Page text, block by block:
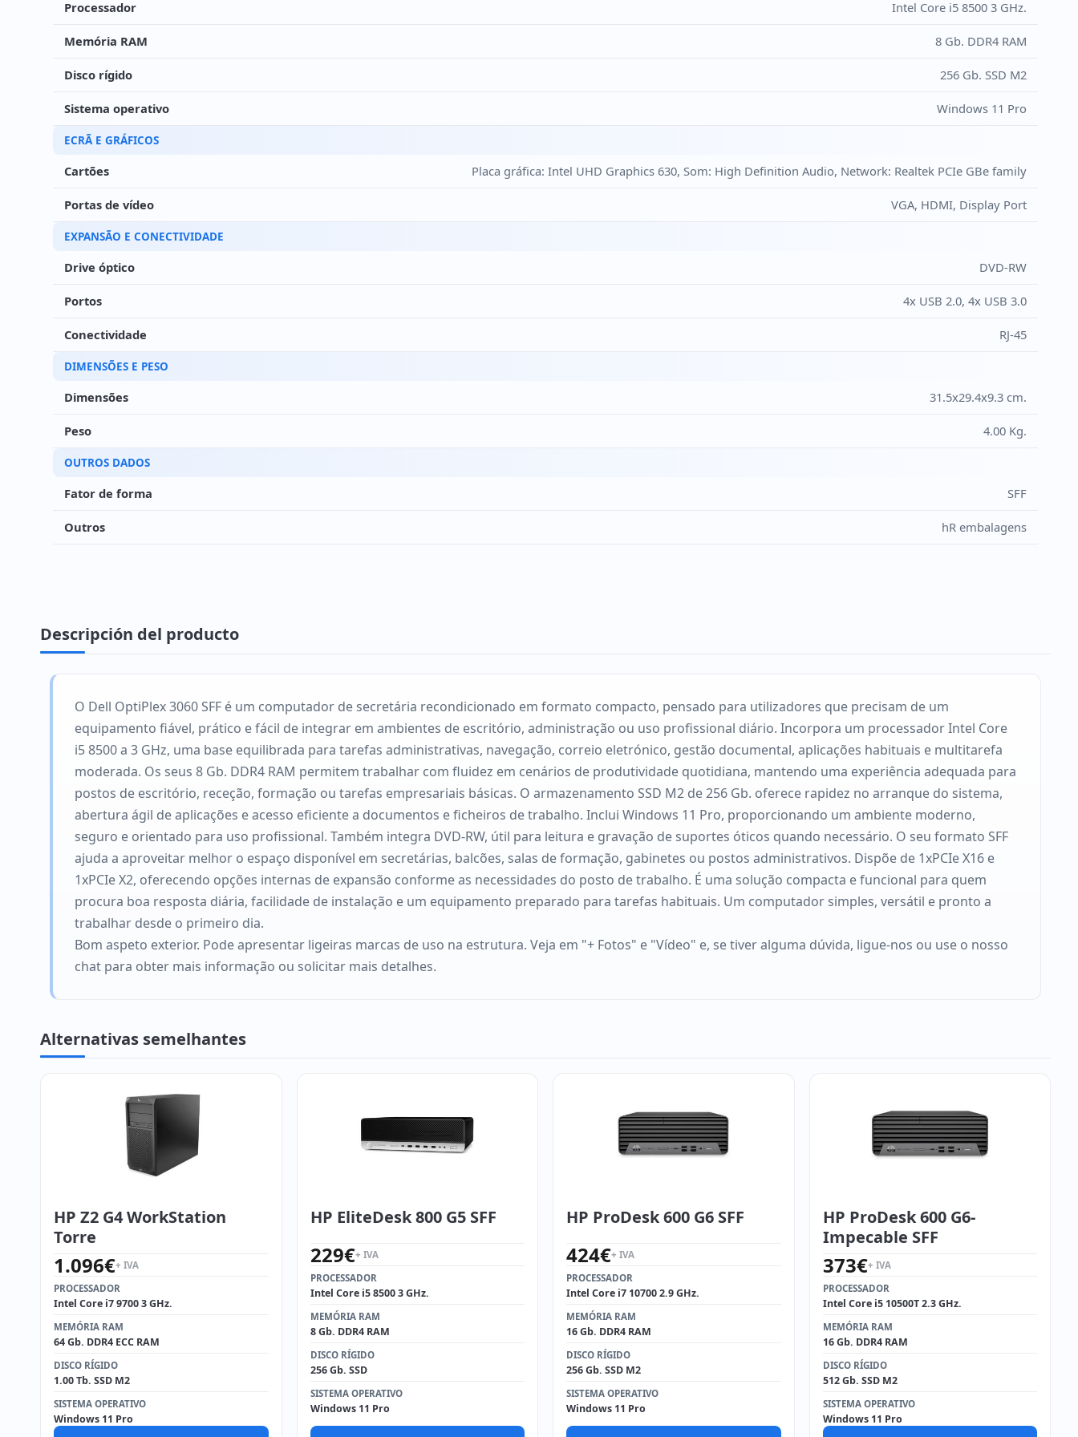
Processador Intel Core i5 8500 3 GHz.
Memória RAM 8 Gb. DDR4 RAM
Disco rígido 256 Gb. SSD M2
Sistema operativo Windows 11 Pro
ECRÃ E GRÁFICOS
Cartões Placa gráfica: Intel UHD Graphics 630, Som: High Definition Audio, Network: Realtek PCIe GBe family
Portas de vídeo VGA, HDMI, Display Port
EXPANSÃO E CONECTIVIDADE
Drive óptico DVD-RW
Portos 4x USB 2.0, 4x USB 3.0
Conectividade RJ-45
DIMENSÕES E PESO
Dimensões 31.5x29.4x9.3 cm.
Peso 4.00 Kg.
OUTROS DADOS
Fator de forma SFF
Outros hR embalagens
Descripción del producto
O Dell OptiPlex 3060 SFF é um computador de secretária recondicionado em formato compacto, pensado para utilizadores que precisam de um
equipamento fiável, prático e fácil de integrar em ambientes de escritório, administração ou uso profissional diário. Incorpora um processador Intel Core
i5 8500 a 3 GHz, uma base equilibrada para tarefas administrativas, navegação, correio eletrónico, gestão documental, aplicações habituais e multitarefa
moderada. Os seus 8 Gb. DDR4 RAM permitem trabalhar com fluidez em cenários de produtividade quotidiana, mantendo uma experiência adequada para
postos de escritório, receção, formação ou tarefas empresariais básicas. O armazenamento SSD M2 de 256 Gb. oferece rapidez no arranque do sistema,
abertura ágil de aplicações e acesso eficiente a documentos e ficheiros de trabalho. Inclui Windows 11 Pro, proporcionando um ambiente moderno,
seguro e orientado para uso profissional. Também integra DVD-RW, útil para leitura e gravação de suportes óticos quando necessário. O seu formato SFF
ajuda a aproveitar melhor o espaço disponível em secretárias, balcões, salas de formação, gabinetes ou postos administrativos. Dispõe de 1xPCIe X16 e
1xPCIe X2, oferecendo opções internas de expansão conforme as necessidades do posto de trabalho. É uma solução compacta e funcional para quem
procura boa resposta diária, facilidade de instalação e um equipamento preparado para tarefas habituais. Um computador simples, versátil e pronto a
trabalhar desde o primeiro dia.
Bom aspeto exterior. Pode apresentar ligeiras marcas de uso na estrutura. Veja em "+ Fotos" e "Vídeo" e, se tiver alguma dúvida, ligue-nos ou use o nosso
chat para obter mais informação ou solicitar mais detalhes.
Alternativas semelhantes
HP Z2 G4 WorkStation
Torre
1.096€+ IVA
PROCESSADOR
Intel Core i7 9700 3 GHz.
MEMÓRIA RAM
64 Gb. DDR4 ECC RAM
DISCO RÍGIDO
1.00 Tb. SSD M2
SISTEMA OPERATIVO
Windows 11 Pro
HP EliteDesk 800 G5 SFF
229€+ IVA
PROCESSADOR
Intel Core i5 8500 3 GHz.
MEMÓRIA RAM
8 Gb. DDR4 RAM
DISCO RÍGIDO
256 Gb. SSD
SISTEMA OPERATIVO
Windows 11 Pro
HP ProDesk 600 G6 SFF
424€+ IVA
PROCESSADOR
Intel Core i7 10700 2.9 GHz.
MEMÓRIA RAM
16 Gb. DDR4 RAM
DISCO RÍGIDO
256 Gb. SSD M2
SISTEMA OPERATIVO
Windows 11 Pro
HP ProDesk 600 G6-
Impecable SFF
373€+ IVA
PROCESSADOR
Intel Core i5 10500T 2.3 GHz.
MEMÓRIA RAM
16 Gb. DDR4 RAM
DISCO RÍGIDO
512 Gb. SSD M2
SISTEMA OPERATIVO
Windows 11 Pro